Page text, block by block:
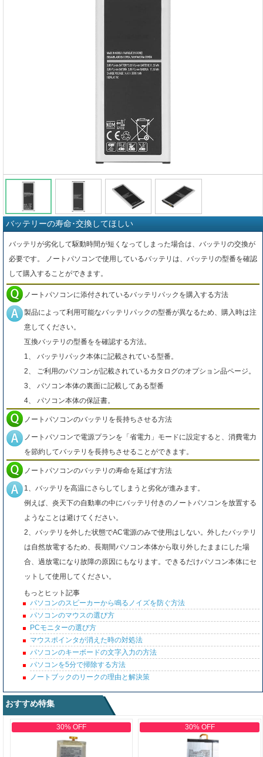
バッテリーの寿命･交換してほしい
バッテリが劣化して駆動時間が短くなってしまった場合は、バッテリの交換が
必要です。 ノートパソコンで使用しているバッテリは、バッテリの型番を確認
して購入することができます。
ノートパソコンに添付されているバッテリパックを購入する方法
製品によって利用可能なバッテリパックの型番が異なるため、購入時は注
意してください。
互換バッテリの型番をを確認する方法。
1、 バッテリパック本体に記載されている型番。
2、 ご利用のパソコンが記載されているカタログのオプション品ページ。
3、 パソコン本体の裏面に記載してある型番
4、 パソコン本体の保証書。
ノートパソコンのバッテリを長持ちさせる方法
ノートパソコンで電源プランを「省電力」モードに設定すると、消費電力
を節約してバッテリを長持ちさせることができます。
ノートパソコンのバッテリの寿命を延ばす方法
1、バッテリを高温にさらしてしまうと劣化が進みます。
例えば、炎天下の自動車の中にバッテリ付きのノートパソコンを放置する
ようなことは避けてください。
2、バッテリを外した状態でAC電源のみで使用はしない。外したバッテリ
は自然放電するため、長期間パソコン本体から取り外したままにした場
合、過放電になり故障の原因にもなります。できるだけパソコン本体にセ
ットして使用してください。
もっとヒット記事
パソコンのスピーカーから鳴るノイズを防ぐ方法
パソコンのマウスの選び方
PCモニターの選び方
マウスポインタが消えた時の対処法
パソコンのキーボードの文字入力の方法
パソコンを5分で掃除する方法
ノートブックのリークの理由と解決策
おすすめ特集
30% OFF 30% OFF